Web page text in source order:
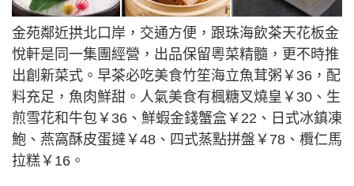
金苑鄰近拱北口岸，交通方便，跟珠海飲茶天花板金
悅軒是同一集團經營，出品保留粵菜精髓，更不時推
出創新菜式。早茶必吃美食竹笙海立魚茸粥￥36，配
料充足，魚肉鮮甜。人氣美食有楓糖叉燒皇￥30、生
煎雪花和牛包￥36、鮮蝦金錢蟹盒￥22、日式冰鎮凍
鮑、燕窩酥皮蛋撻￥48、四式蒸點拼盤￥78、欖仁馬
拉糕￥16。